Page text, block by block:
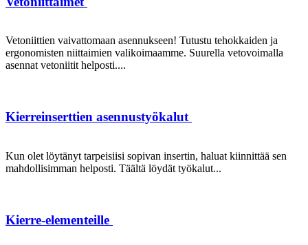
Vetoniittien vaivattomaan asennukseen! Tutustu tehokkaiden ja
ergonomisten niittaimien valikoimaamme. Suurella vetovoimalla
asennat vetoniitit helposti....
Kierreinserttien asennustyökalut
Kun olet löytänyt tarpeisiisi sopivan insertin, haluat kiinnittää sen
mahdollisimman helposti. Täältä löydät työkalut...
Kierre-elementeille